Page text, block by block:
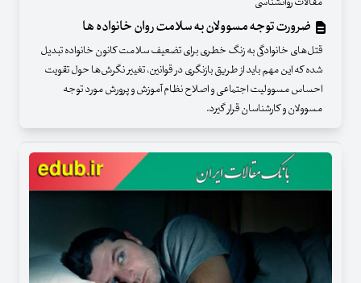
ضرورت توجه مسوولان به سلامت روان خانواده ها
قتل‌های خانوادگی به زنگ خطری برای تضعیف سلامت کانون خانواده تبدیل
شده که این مهم باید از طریق بازنگری در قوانین، تغییر نگرش‌ها حول تقویت
احساس مسوولیت اجتماعی و اصلاح نظام آموزش و پرورش مورد توجه
مسوولان و کارشناسان قرار گیرد.